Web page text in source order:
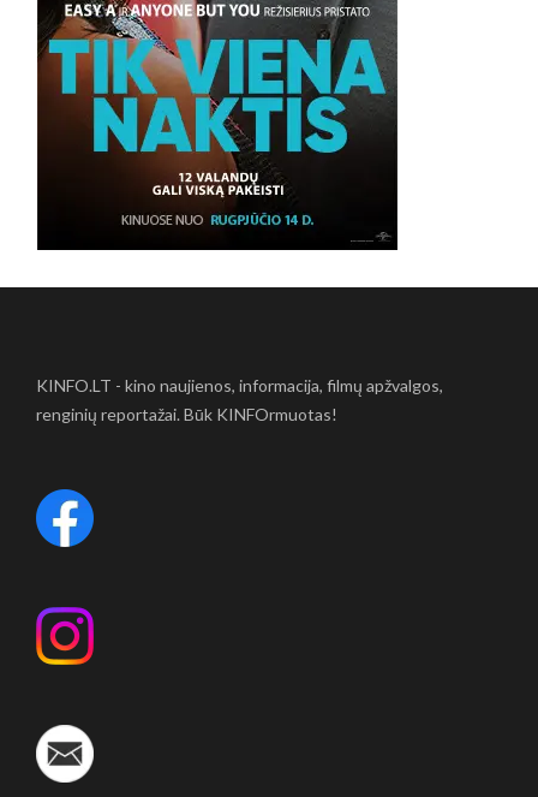
KINFO.LT - kino naujienos, informacija, filmų apžvalgos,
renginių reportažai. Būk KINFOrmuotas!